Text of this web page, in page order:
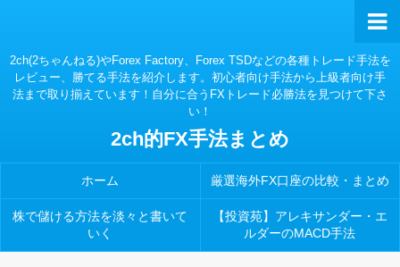
2ch(2ちゃんねる)やForex Factory、Forex TSDなどの各種トレード手法を
レビュー、勝てる手法を紹介します。初心者向け手法から上級者向け手
法まで取り揃えています！自分に合うFXトレード必勝法を見つけて下さ
い！
2ch的FX手法まとめ
ホーム 厳選海外FX口座の比較・まとめ
株で儲ける方法を淡々と書いて
いく
【投資苑】アレキサンダー・エ
ルダーのMACD手法